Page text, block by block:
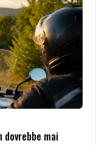
dovrebbe mai